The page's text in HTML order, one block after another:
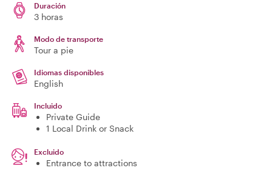
Duración
3 horas
Modo de transporte
Tour a pie
Idiomas disponibles
English
Incluido
Private Guide
1 Local Drink or Snack
Excluido
Entrance to attractions